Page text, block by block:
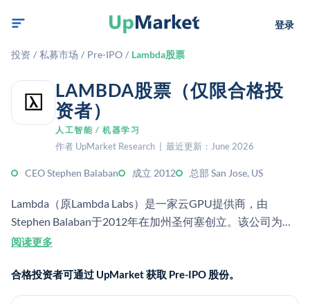
登录
投资 / 私募市场 / Pre-IPO / Lambda股票
LAMBDA股票（仅限合格投
资者）
人工智能 / 机器学习
作者 UpMarket Research | 最近更新：June 2026
CEO Stephen Balaban 成立 2012 总部 San Jose, US
Lambda（原Lambda Labs）是一家云GPU提供商，由
Stephen Balaban于2012年在加州圣何塞创立。该公司为大
规模AI模型训练和微调提供GPU计算基础设施。据Sacra估
元，较2024年底的4.25亿美元有所增长。该公司在2025年2
月的D轮融资后估值约为25亿美元（Sacra），总融资额约
阅读更多
合格投资者可通过 UpMarket 获取 Pre-IPO 股份。